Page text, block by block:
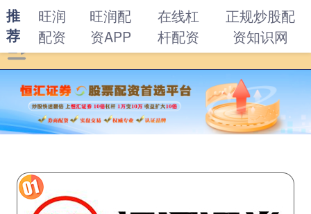
推
荐
旺润
配资
旺润配
资APP
在线杠
杆配资
正规炒股配
资知识网